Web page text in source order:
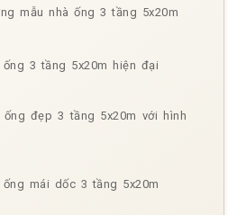
mẫu nhà ống 3 tầng 5x20m
ống 3 tầng 5x20m hiện đại
ống đẹp 3 tầng 5x20m với hình
mái dốc 3 tầng 5x20m